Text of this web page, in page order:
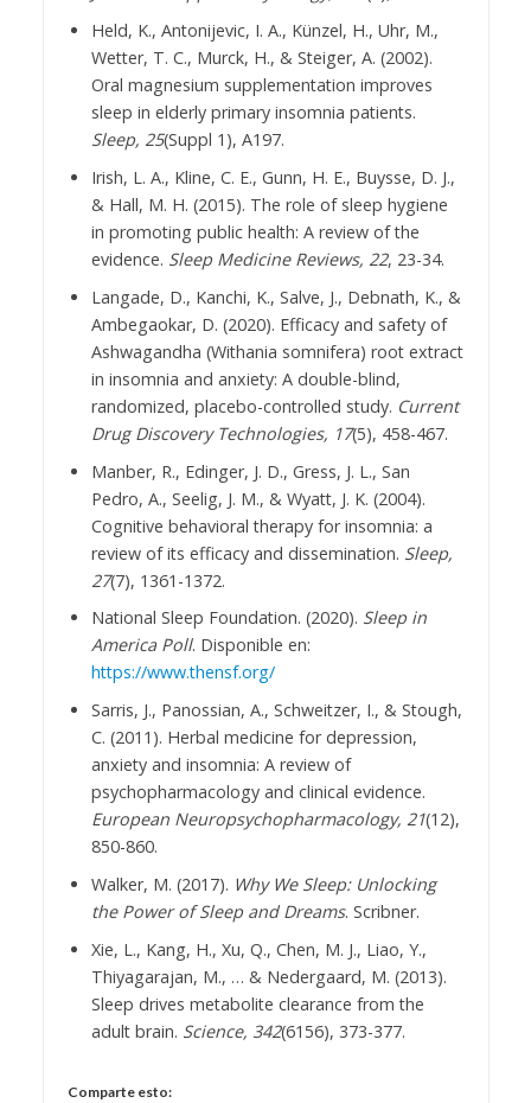
Held, K., Antonijevic, I. A., Künzel, H., Uhr, M.,
Wetter, T. C., Murck, H., & Steiger, A. (2002).
Oral magnesium supplementation improves
sleep in elderly primary insomnia patients.
Sleep, 25(Suppl 1), A197.
Irish, L. A., Kline, C. E., Gunn, H. E., Buysse, D. J.,
& Hall, M. H. (2015). The role of sleep hygiene
in promoting public health: A review of the
evidence. Sleep Medicine Reviews, 22, 23-34.
Langade, D., Kanchi, K., Salve, J., Debnath, K., &
Ambegaokar, D. (2020). Efficacy and safety of
Ashwagandha (Withania somnifera) root extract
in insomnia and anxiety: A double-blind,
randomized, placebo-controlled study. Current
Drug Discovery Technologies, 17(5), 458-467.
Manber, R., Edinger, J. D., Gress, J. L., San
Pedro, A., Seelig, J. M., & Wyatt, J. K. (2004).
Cognitive behavioral therapy for insomnia: a
review of its efficacy and dissemination. Sleep,
27(7), 1361-1372.
National Sleep Foundation. (2020). Sleep in
America Poll. Disponible en:
https://www.thensf.org/
Sarris, J., Panossian, A., Schweitzer, I., & Stough,
C. (2011). Herbal medicine for depression,
anxiety and insomnia: A review of
psychopharmacology and clinical evidence.
European Neuropsychopharmacology, 21(12),
850-860.
Walker, M. (2017). Why We Sleep: Unlocking
the Power of Sleep and Dreams. Scribner.
Xie, L., Kang, H., Xu, Q., Chen, M. J., Liao, Y.,
Thiyagarajan, M., … & Nedergaard, M. (2013).
Sleep drives metabolite clearance from the
adult brain. Science, 342(6156), 373-377.
Comparte esto: